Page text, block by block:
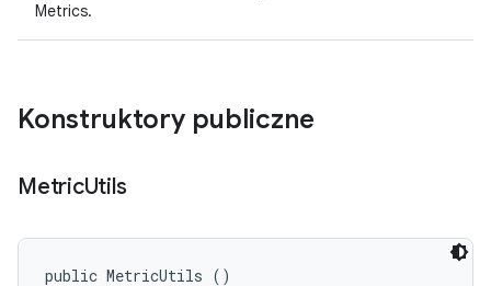
Metrics.
Konstruktory publiczne
MetricUtils
public MetricUtils ()